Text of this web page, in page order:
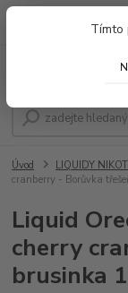
Tímto
Po - Pá 9:00 - 19:00 So
Úvod LIQUIDY
cranberry - Borůvka
Liquid
cherry
brusinka